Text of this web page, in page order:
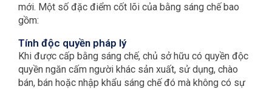
mới. Một số đặc điểm cốt lõi của bằng sáng chế bao
gồm:
Tính độc quyền pháp lý
Khi được cấp bằng sáng chế, chủ sở hữu có quyền độc
quyền ngăn cấm người khác sản xuất, sử dụng, chào
bán, bán hoặc nhập khẩu sáng chế đó mà không có sự